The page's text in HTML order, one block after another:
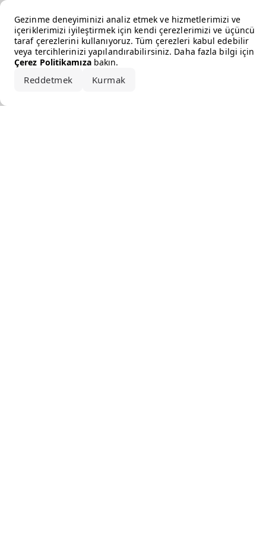
Gezinme deneyiminizi analiz etmek ve hizmetlerimizi ve
içeriklerimizi iyileştirmek için kendi çerezlerimizi ve üçüncü
taraf çerezlerini kullanıyoruz. Tüm çerezleri kabul edebilir
veya tercihlerinizi yapılandırabilirsiniz. Daha fazla bilgi için
Çerez Politikamızabakın.
Reddetmek Kurmak
Error loading the brand